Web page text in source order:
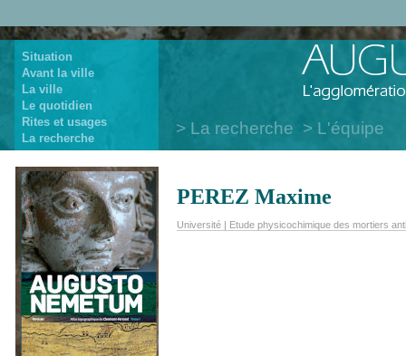
Situation
Avant la ville
La ville
Le quotidien
Rites et usages
La recherche
La recherche L'équipe
PEREZ Maxime
Université | Etude physicochimique des mortiers